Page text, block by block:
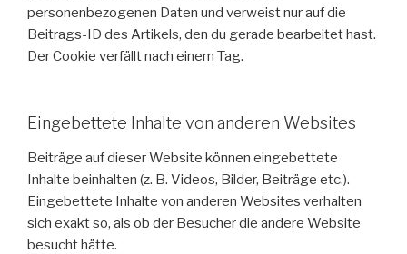
personenbezogenen Daten und verweist nur auf die
Beitrags-ID des Artikels, den du gerade bearbeitet hast.
Der Cookie verfällt nach einem Tag.
Eingebettete Inhalte von anderen Websites
Beiträge auf dieser Website können eingebettete
Inhalte beinhalten (z. B. Videos, Bilder, Beiträge etc.).
Eingebettete Inhalte von anderen Websites verhalten
sich exakt so, als ob der Besucher die andere Website
besucht hätte.